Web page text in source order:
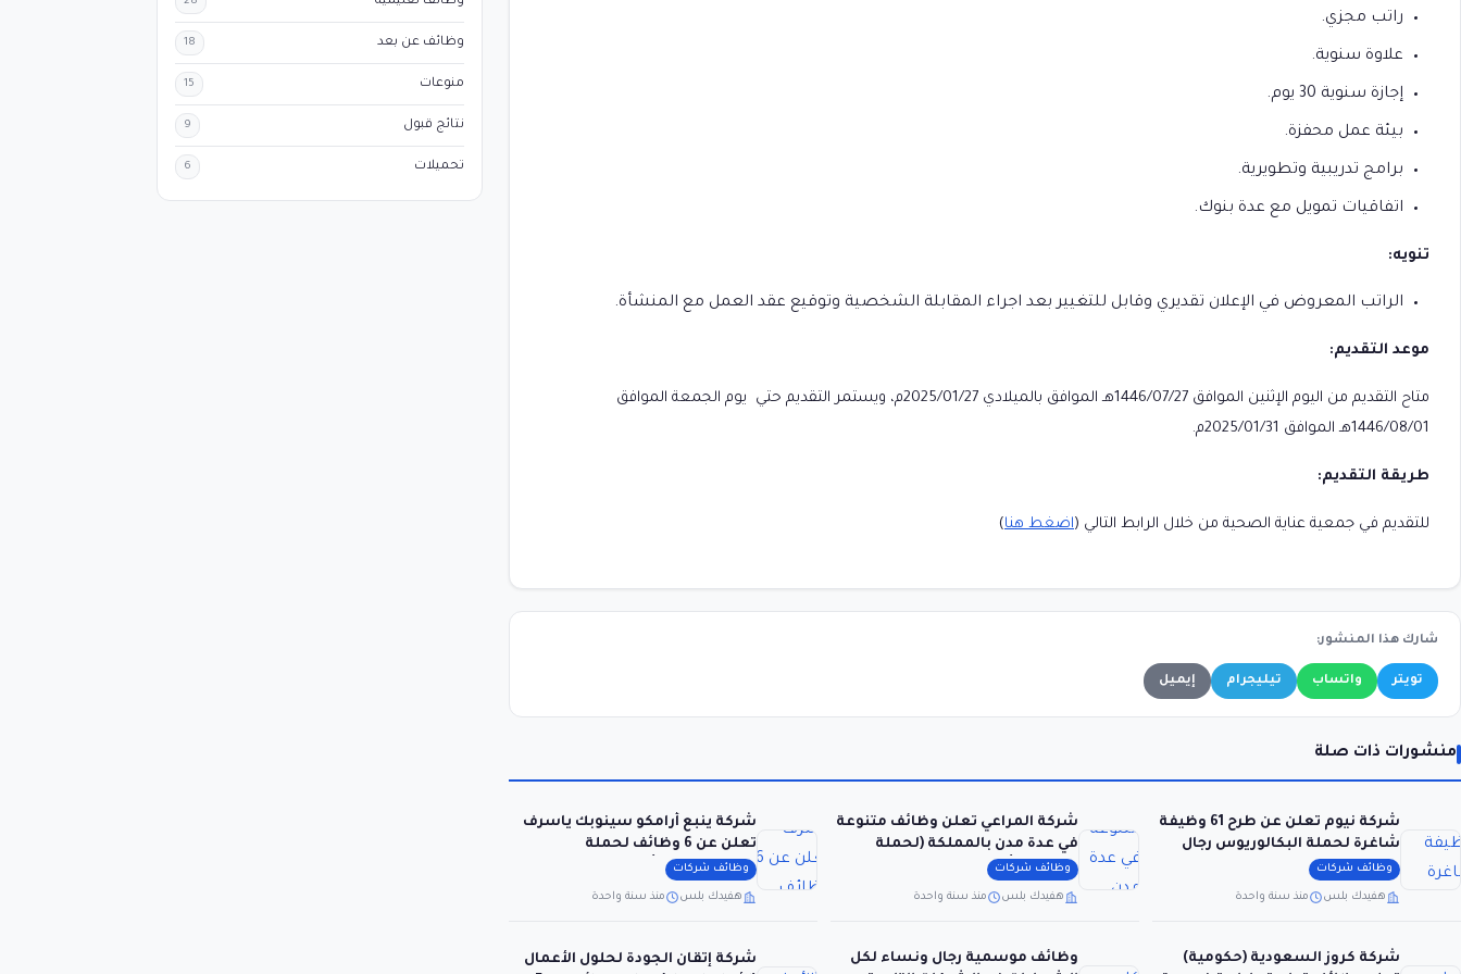
راتب مجزي.
علاوة سنوية.
إجازة سنوية 30 يوم.
بيئة عمل محفزة.
برامج تدريبية وتطويرية.
اتفاقيات تمويل مع عدة بنوك.
تنويه:
الراتب المعروض في الإعلان تقديري وقابل للتغيير بعد اجراء المقابلة الشخصية وتوقيع عقد العمل مع المنشأة.
موعد التقديم:
متاح التقديم من اليوم الإثنين الموافق 1446/07/27هـ الموافق بالميلادي 2025/01/27م، ويستمر التقديم حتي يوم الجمعة الموافق
1446/08/01هـ الموافق 2025/01/31م.
طريقة التقديم:
للتقديم في جمعية عناية الصحية من خلال الرابط التالي (اضغط هنا)
شارك هذا المنشور:
تويتر واتساب تيليجرام إيميل
منشورات ذات صلة
شركة نيوم تعلن عن طرح 61 وظيفة
شاغرة لحملة البكالوريوس رجال
ونساء
وظائف شركات
هفيدك بلس منذ سنة واحدة
شركة المراعي تعلن وظائف متنوعة
في عدة مدن بالمملكة (لحملة
الثانوية فأعلى)
وظائف شركات
هفيدك بلس منذ سنة واحدة
شركة ينبع أرامكو سينوبك ياسرف
تعلن عن 6 وظائف لحملة
البكالوريوس فأعلى
وظائف شركات
هفيدك بلس منذ سنة واحدة
شركة كروز السعودية (حكومية)
وظائف موسمية رجال ونساء لكل
شركة إتقان الجودة لحلول الأعمال
وظائف عن بعد 18
منوعات 15
نتائج قبول 9
تحميلات 6